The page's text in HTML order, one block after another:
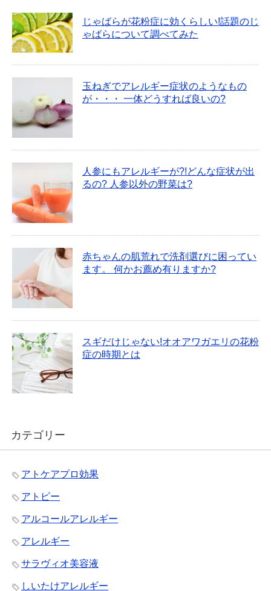
じゃばらが花粉症に効くらしい!話題のじ
ゃばらについて調べてみた
玉ねぎでアレルギー症状のようなもの
が・・・ 一体どうすれば良いの?
人参にもアレルギーが?!どんな症状が出
るの? 人参以外の野菜は?
赤ちゃんの肌荒れで洗剤選びに困ってい
ます。 何かお薦め有りますか?
スギだけじゃない!オオアワガエリの花粉
症の時期とは
カテゴリー
アトケアプロ効果
アトピー
アルコールアレルギー
アレルギー
サラヴィオ美容液
しいたけアレルギー